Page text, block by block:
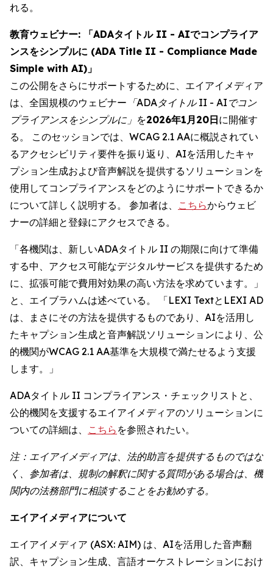
れる。
教育ウェビナー: 「ADAタイトル II - AIでコンプライア
ンスをシンプルに (ADA Title II - Compliance Made
Simple with AI)」
この公開をさらにサポートするために、エイアイメディア
は、全国規模のウェビナー 「ADAタイトル II - AIでコン
プライアンスをシンプルに」 を2026年1月20日に開催す
る。 このセッションでは、WCAG 2.1 AAに概説されてい
るアクセシビリティ要件を振り返り、AIを活用したキャ
プション生成および音声解説を提供するソリューションを
使用してコンプライアンスをどのようにサポートできるか
について詳しく説明する。 参加者は、 こちらからウェビ
ナーの詳細と登録にアクセスできる。
「各機関は、新しいADAタイトル II の期限に向けて準備
する中、アクセス可能なデジタルサービスを提供するため
に、拡張可能で費用対効果の高い方法を求めています。」
と、エイブラハムは述べている。 「LEXI TextとLEXI AD
は、まさにその方法を提供するものであり、AIを活用し
たキャプション生成と音声解説ソリューションにより、公
的機関がWCAG 2.1 AA基準を大規模で満たせるよう支援
します。」
ADAタイトル II コンプライアンス・チェックリストと、
公的機関を支援するエイアイメディアのソリューションに
ついての詳細は、 こちら を参照されたい。
注：エイアイメディアは、法的助言を提供するものではな
く、参加者は、規制の解釈に関する質問がある場合は、機
関内の法務部門に相談することをお勧めする。
エイアイメディアについて
エイアイメディア (ASX: AIM) は、AIを活用した音声翻
訳、キャプション生成、言語オーケストレーションにおけ